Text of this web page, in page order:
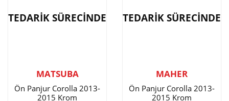
TEDARİK SÜRECİNDE
MATSUBA
Ön Panjur Corolla 2013-
2015 Krom
TEDARİK SÜRECİNDE
MAHER
Ön Panjur Corolla 2013-
2015 Krom